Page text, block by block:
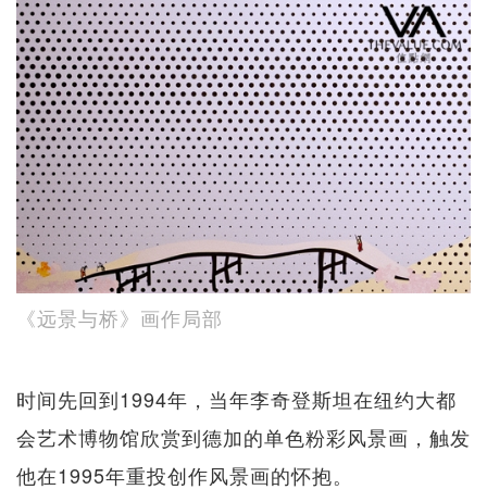
《远景与桥》画作局部
时间先回到1994年，当年李奇登斯坦在纽约大都
会艺术博物馆欣赏到德加的单色粉彩风景画，触发
他在1995年重投创作风景画的怀抱。